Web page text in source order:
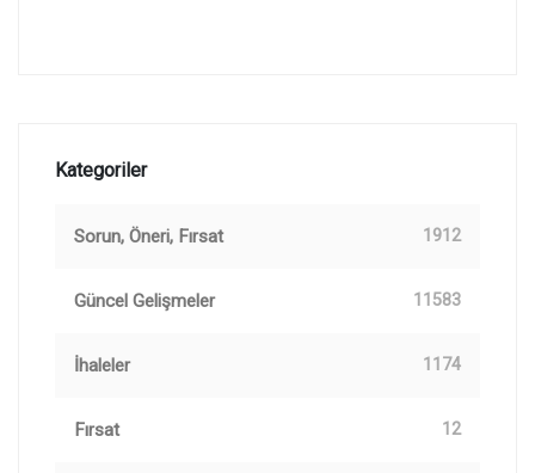
Kategoriler
Sorun, Öneri, Fırsat 1912
Güncel Gelişmeler 11583
İhaleler 1174
Fırsat 12